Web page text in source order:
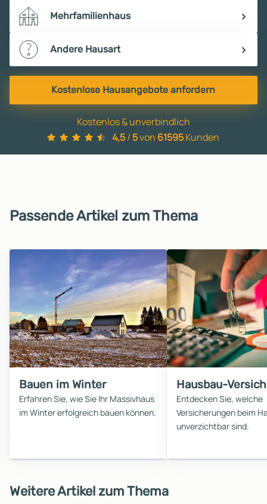
Mehrfamilienhaus
Andere Hausart
Kostenlose Hausangebote anfordern
Kostenlos & unverbindlich
4,5/ 5von 61595Kunden
Passende Artikel zum Thema
Bauen im Winter
Erfahren Sie, wie Sie Ihr Massivhaus
im Winter erfolgreich bauen können.
Hausbau-
Entdecken Sie, welche
Versicherungen beim
unverzichtbar sind.
Weitere Artikel zum Thema